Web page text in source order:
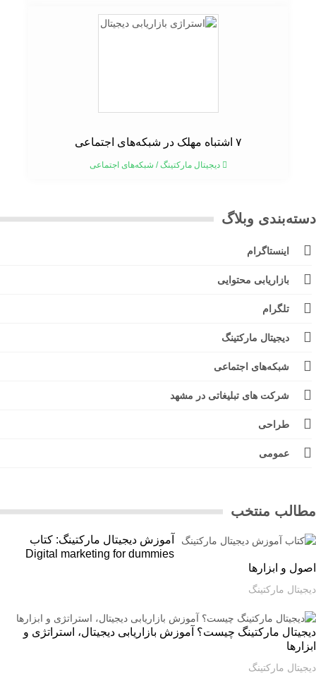
دیجیتال مارکتینگ/شبکه‌های اجتماعی
وبلاگ
اینستاگرام
بازاریابی محتوایی
تلگرام
دیجیتال مارکتینگ
شبکه‌های اجتماعی
شرکت های تبلیغاتی در مشهد
طراحی
عمومی
منتخب
آموزش دیجیتال مارکتینگ: کتاب
Digital marketing for dummies
و ابزارها
مارکتینگ
مارکتینگ چیست؟ آموزش بازاریابی دیجیتال، استراتژی و
مارکتینگ